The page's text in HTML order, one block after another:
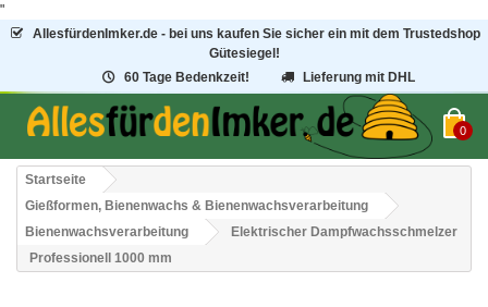
"
AllesfürdenImker.de - bei uns kaufen Sie sicher ein mit dem Trustedshop
Gütesiegel!
60 Tage Bedenkzeit!
Lieferung mit DHL
0
Startseite
Gießformen, Bienenwachs & Bienenwachsverarbeitung
Bienenwachsverarbeitung
Elektrischer Dampfwachsschmelzer
Professionell 1000 mm